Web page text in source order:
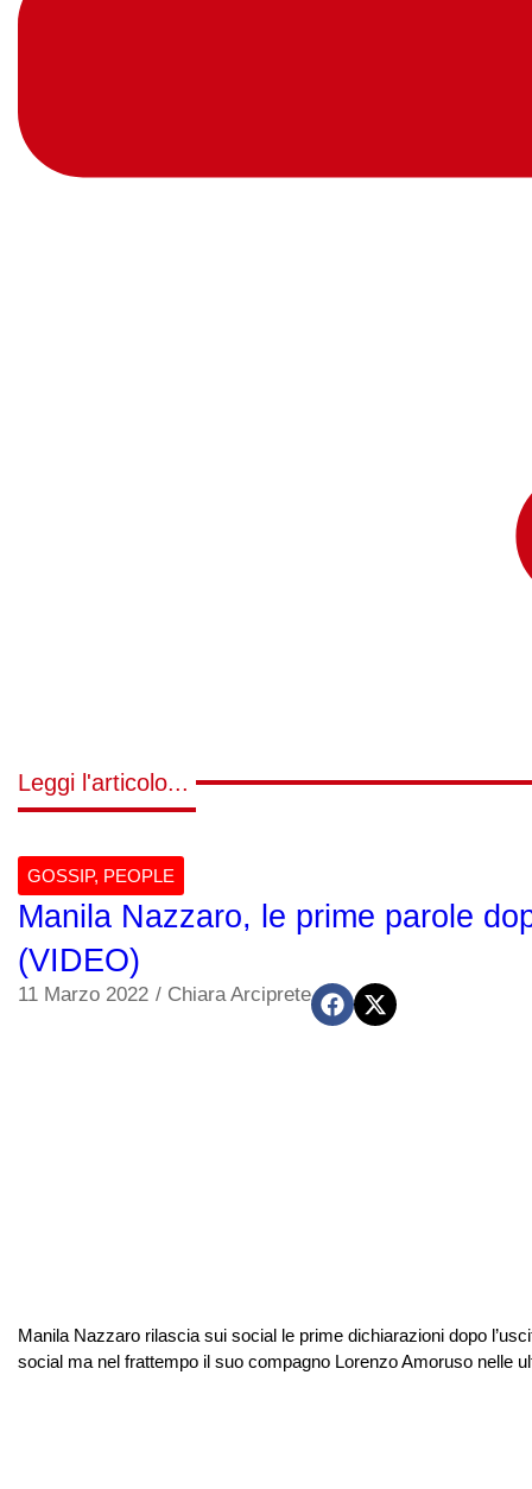
Leggi l'articolo...
GOSSIP, PEOPLE
Manila Nazzaro, le prime parole
(VIDEO)
11 Marzo 2022 / Chiara Arciprete
Manila Nazzaro rilascia sui social le prime dichiarazioni dopo
social ma nel frattempo il suo compagno Lorenzo Amoruso nelle